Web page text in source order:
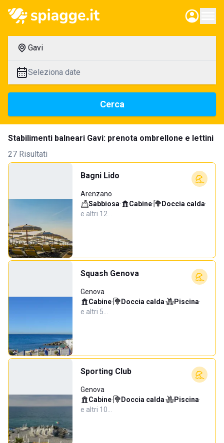
Gavi
Seleziona date
Cerca
Stabilimenti balneari Gavi: prenota ombrellone e lettini
27 Risultati
Bagni Lido
Arenzano
Sabbiosa· Cabine· Doccia calda·
e altri 12…
Squash Genova
Genova
Cabine· Doccia calda· Piscina·
e altri 5…
Sporting Club
Genova
Cabine· Doccia calda· Piscina·
e altri 10…